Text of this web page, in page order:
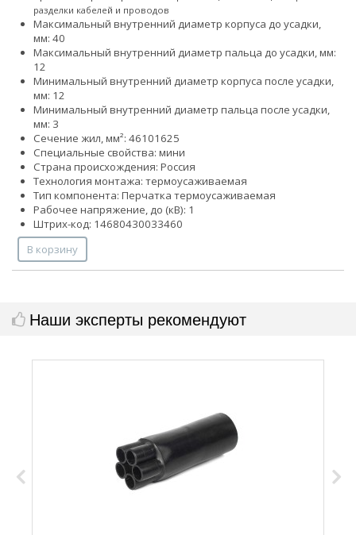
разделки кабелей и проводов
Максимальный внутренний диаметр корпуса до усадки,
мм: 40
Максимальный внутренний диаметр пальца до усадки, мм:
12
Минимальный внутренний диаметр корпуса после усадки,
мм: 12
Минимальный внутренний диаметр пальца после усадки,
мм: 3
Сечение жил, мм²: 46101625
Специальные свойства: мини
Страна происхождения: Россия
Технология монтажа: термоусаживаемая
Тип компонента: Перчатка термоусаживаемая
Рабочее напряжение, до (кВ): 1
Штрих-код: 14680430033460
В корзину
Наши эксперты рекомендуют